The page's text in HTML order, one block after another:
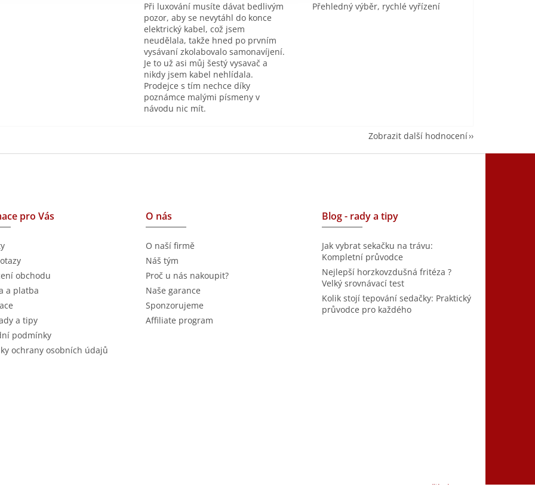
Při luxování musíte dávat bedlivým
pozor, aby se nevytáhl do konce
elektrický kabel, což jsem
neudělala, takže hned po prvním
vysávaní zkolabovalo samonavíjení.
Je to už asi můj šestý vysavač a
nikdy jsem kabel nehlídala.
Prodejce s tím nechce díky
poznámce malými písmeny v
návodu nic mít.
Přehledný výběr, rychlé vyřízení
Zobrazit další hodnocení
pro Vás
obchodu
a platba
a tipy
podmínky
ochrany osobních údajů
O nás
O naší firmě
Náš tým
Proč u nás nakoupit?
Naše garance
Sponzorujeme
Affiliate program
Blog - rady a tipy
Jak vybrat sekačku na trávu:
Kompletní průvodce
Nejlepší horzkovzdušná fritéza ?
Velký srovnávací test
Kolik stojí tepování sedačky: Praktický
průvodce pro každého